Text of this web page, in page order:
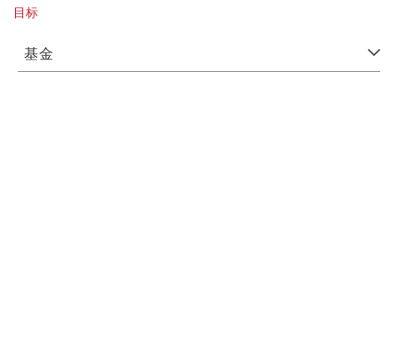
目标
基金